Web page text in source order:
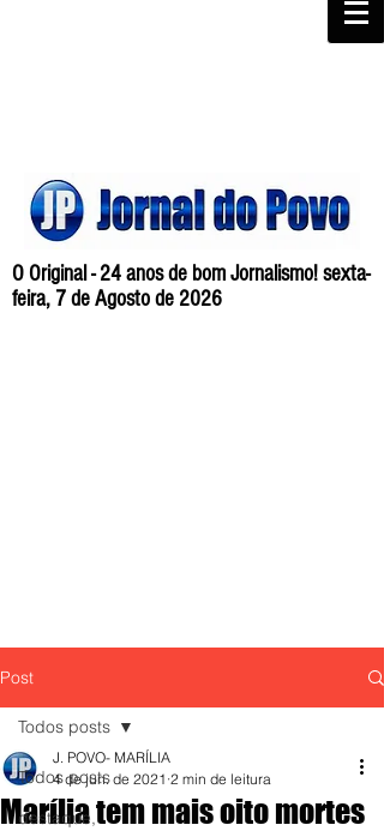
O Original - 24 anos de bom Jornalismo! sexta-
feira, 7 de Agosto de 2026
Post
Todos posts
destaque,
Todos posts
Marília tem mais oito mortes
J. POVO- MARÍLIA
4 de jun. de 2021 2 min de leitura